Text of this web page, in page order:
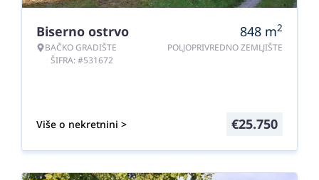
Biserno ostrvo
BAČKO GRADIŠTE
ŠIFRA: #531672
848 m2
POLJOPRIVREDNO ZEMLJIŠTE
Više o nekretnini > €25.750